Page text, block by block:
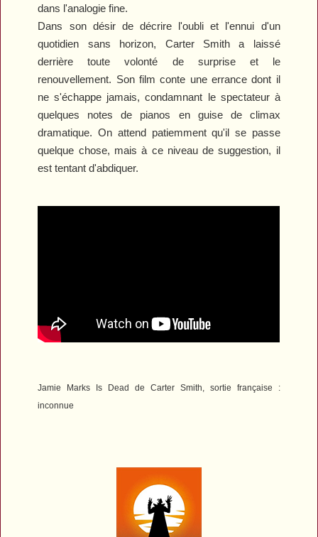
dans l'analogie fine.
Dans son désir de décrire l'oubli et l'ennui d'un
quotidien sans horizon, Carter Smith a laissé
derrière toute volonté de surprise et le
renouvellement. Son film conte une errance dont il
ne s'échappe jamais, condamnant le spectateur à
quelques notes de pianos en guise de climax
dramatique. On attend patiemment qu'il se passe
quelque chose, mais à ce niveau de suggestion, il
est tentant d'abdiquer.
Jamie Marks Is Dead
de Carter Smith, sortie française :
inconnue